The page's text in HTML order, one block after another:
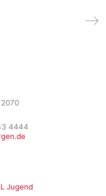
4444
Jugend